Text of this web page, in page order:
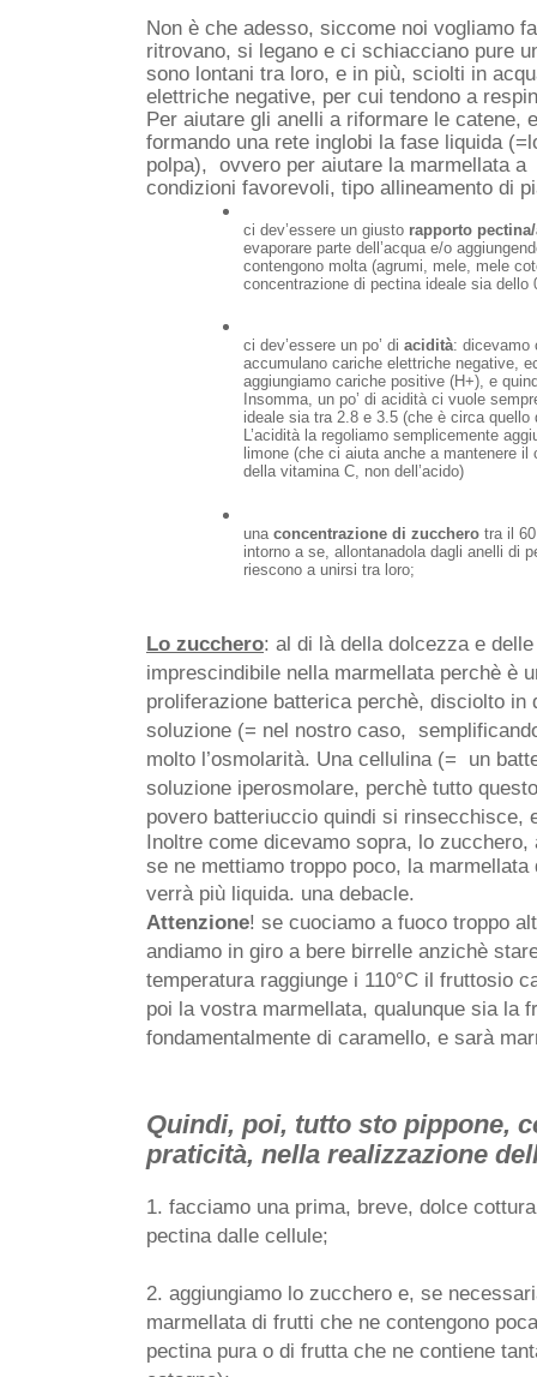
Non è che adesso, siccome noi vogliamo
ritrovano, si legano e ci schiacciano pure
sono lontani tra loro, e in più, sciolti in
elettriche negative, per cui tendono a
Per aiutare gli anelli a riformare le catene,
formando una rete inglobi la fase liquida
polpa),  ovvero per aiutare la marmellata a
condizioni favorevoli, tipo allineamento di
ci dev’essere un giusto rapporto
evaporare parte dell’acqua e/o
contengono molta (agrumi, mele, mele
concentrazione di pectina ideale sia
ci dev’essere un po’ di acidità: dicevamo
accumulano cariche elettriche negative,
aggiungiamo cariche positive (H+), e
Insomma, un po’ di acidità ci vuole
ideale sia tra 2.8 e 3.5 (che è circa quello
L’acidità la regoliamo semplicemente
limone (che ci aiuta anche a mantenere
della vitamina C, non dell’acido)
una concentrazione di zucchero tra il
intorno a se, allontanadola dagli anelli di
riescono a unirsi tra loro;
Lo zucchero: al di là della dolcezza e
imprescindibile nella marmellata perchè è
proliferazione batterica perchè, disciolto in
soluzione (= nel nostro caso,
molto l’osmolarità. Una cellulina (=  un
soluzione iperosmolare, perchè tutto
povero batteriuccio quindi si
Inoltre come dicevamo sopra, lo
se ne mettiamo troppo poco, la
verrà più liquida. una debacle.
Attenzione! se cuociamo a fuoco troppo
andiamo in giro a bere birrelle anzichè
temperatura raggiunge i 110°C il fruttosio
poi la vostra marmellata, qualunque sia la
fondamentalmente di caramello, e sarà
Quindi, poi, tutto sto pippone,
praticità, nella realizzazione
1. facciamo una prima, breve, dolce
pectina dalle cellule;
2. aggiungiamo lo zucchero e, se
marmellata di frutti che ne contengono
pectina pura o di frutta che ne contiene